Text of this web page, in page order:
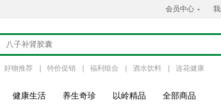
会员中心
好物推荐 特价促销 福利组合 酒水饮料 连花健康
健康生活 养生奇珍 以岭精品 全部商品